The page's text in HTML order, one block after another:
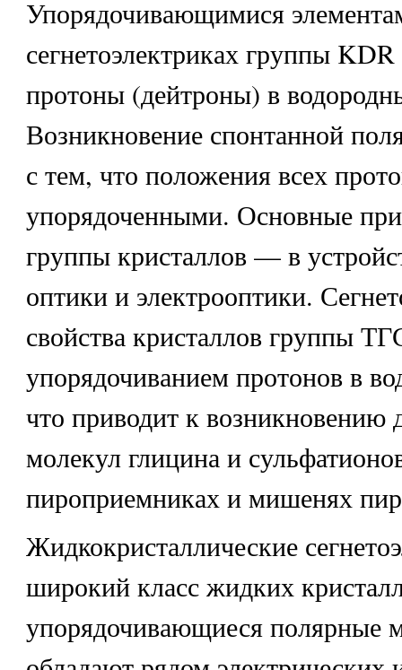
Упорядочивающимися
сегнетоэлектриках группы
протоны (дейтроны) в
Возникновение спонтанной
с тем, что положения всех
упорядоченными. Основные
группы кристаллов — в
оптики и электрооптики.
свойства кристаллов группы
упорядочиванием протонов в
что приводит к возникновению
молекул глицина и
пироприемниках и мишенях
Жидкокристаллические
широкий класс жидких
упорядочивающиеся полярные